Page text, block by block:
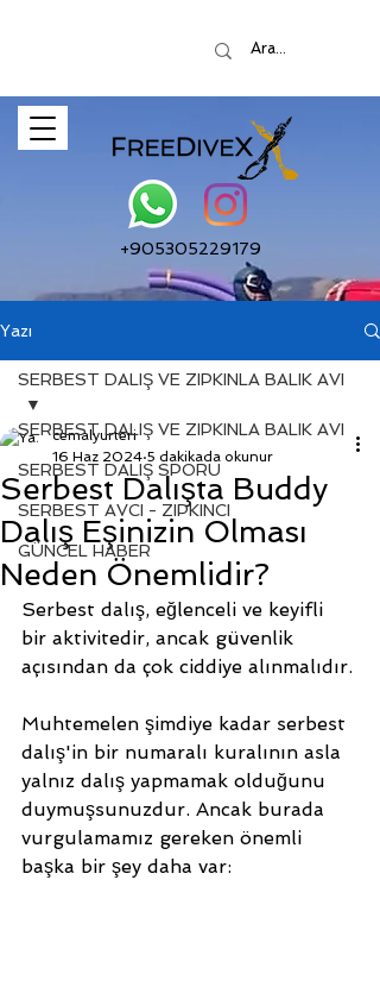
+905305229179
Yazı
SERBEST DALIŞ VE ZIPKINLA BALIK AVI
SERBEST DALIŞ SPORU
SERBEST AVCI - ZIPKINCI
GÜNCEL HABER
SERBEST DALIŞ VE ZIPKINLA BALIK AVI
Serbest Dalışta Buddy
Dalış Eşinizin Olması
Neden Önemlidir?
cemalyurteri
16 Haz 2024 5 dakikada okunur
Serbest dalış, eğlenceli ve keyifli
bir aktivitedir, ancak güvenlik
açısından da çok ciddiye alınmalıdır.
Muhtemelen şimdiye kadar serbest
dalış'in bir numaralı kuralının asla
yalnız dalış yapmamak olduğunu
duymuşsunuzdur. Ancak burada
vurgulamamız gereken önemli
başka bir şey daha var: